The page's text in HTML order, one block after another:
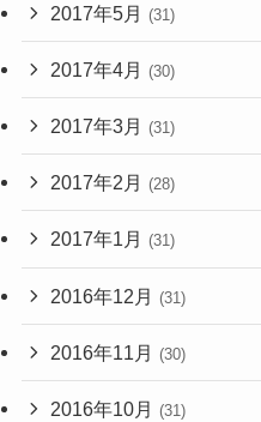
2017年5月 (31)
2017年4月 (30)
2017年3月 (31)
2017年2月 (28)
2017年1月 (31)
2016年12月 (31)
2016年11月 (30)
2016年10月 (31)